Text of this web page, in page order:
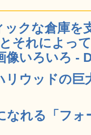
クな倉庫を
それによっ
像いろいろ -
リウッドの巨
なれる「フ